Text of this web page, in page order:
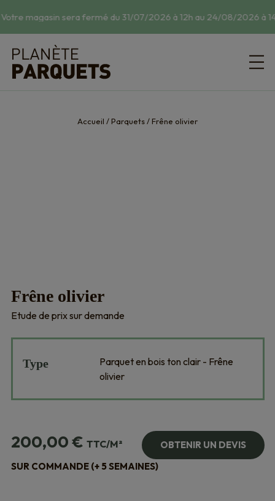
magasin sera fermé du 31/07/2026 à 12h au 24/08/2026 à
Accueil /Parquets/Frêne olivier
Frêne olivier
Etude de prix sur demande
Type
Parquet en bois ton clair - Frêne
olivier
200,00€ TTC/M²
OBTENIR UN DEVIS
SUR COMMANDE (+ 5 SEMAINES)